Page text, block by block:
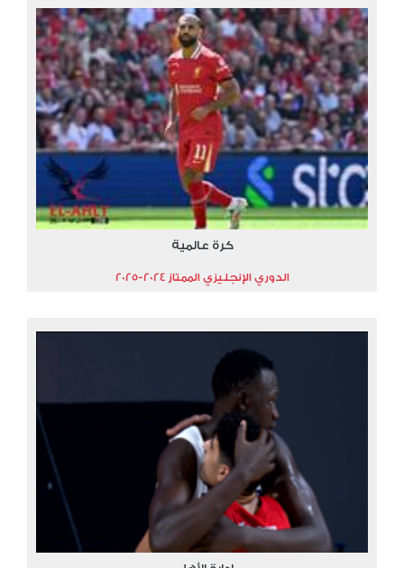
كرة عالمية
الدوري الإنجليزي الممتاز 2024-2025